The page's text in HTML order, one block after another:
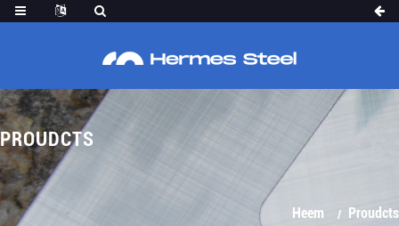
PROUDCTS
Heem Proudcts